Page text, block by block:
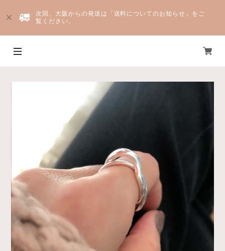
次回、大阪からの発送は「送料についてのお知らせ」をご
覧ください。